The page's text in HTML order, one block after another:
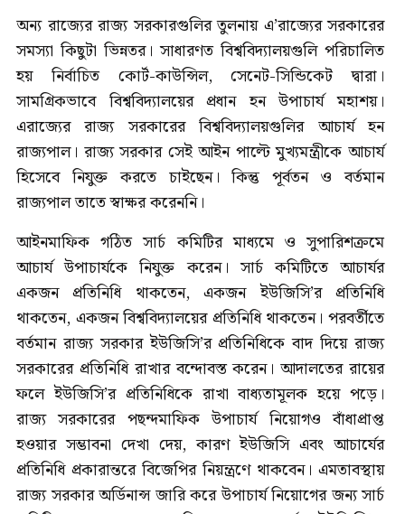
অন্য রাজ্যের রাজ্য সরকারগুলির তুলনায় এ’রাজ্যের সরকারের
সমস্যা কিছুটা ভিন্নতর। সাধারণত বিশ্ববিদ্যালয়গুলি পরিচালিত
হয় নির্বাচিত কোর্ট-কাউন্সিল, সেনেট-সিন্ডিকেট দ্বারা।
সামগ্রিকভাবে বিশ্ববিদ্যালয়ের প্রধান হন উপাচার্য মহাশয়।
এরাজ্যের রাজ্য সরকারের বিশ্ববিদ্যালয়গুলির আচার্য হন
রাজ্যপাল। রাজ্য সরকার সেই আইন পাল্টে মুখ্যমন্ত্রীকে আচার্য
হিসেবে নিযুক্ত করতে চাইছেন। কিন্তু পূর্বতন ও বর্তমান
রাজ্যপাল তাতে স্বাক্ষর করেননি।
আইনমাফিক গঠিত সার্চ কমিটির মাধ্যমে ও সুপারিশক্রমে
আচার্য উপাচার্যকে নিযুক্ত করেন। সার্চ কমিটিতে আচার্যর
একজন প্রতিনিধি থাকতেন, একজন ইউজিসি’র প্রতিনিধি
থাকতেন, একজন বিশ্ববিদ্যালয়ের প্রতিনিধি থাকতেন। পরবর্তীতে
বর্তমান রাজ্য সরকার ইউজিসি’র প্রতিনিধিকে বাদ দিয়ে রাজ্য
সরকারের প্রতিনিধি রাখার বন্দোবস্ত করেন। আদালতের রায়ের
ফলে ইউজিসি’র প্রতিনিধিকে রাখা বাধ্যতামূলক হয়ে পড়ে।
রাজ্য সরকারের পছন্দমাফিক উপাচার্য নিয়োগও বাঁধাপ্রাপ্ত
হওয়ার সম্ভাবনা দেখা দেয়, কারণ ইউজিসি এবং আচার্যের
প্রতিনিধি প্রকারান্তরে বিজেপির নিয়ন্ত্রণে থাকবেন। এমতাবস্থায়
রাজ্য সরকার অর্ডিনান্স জারি করে উপাচার্য নিয়োগের জন্য সার্চ